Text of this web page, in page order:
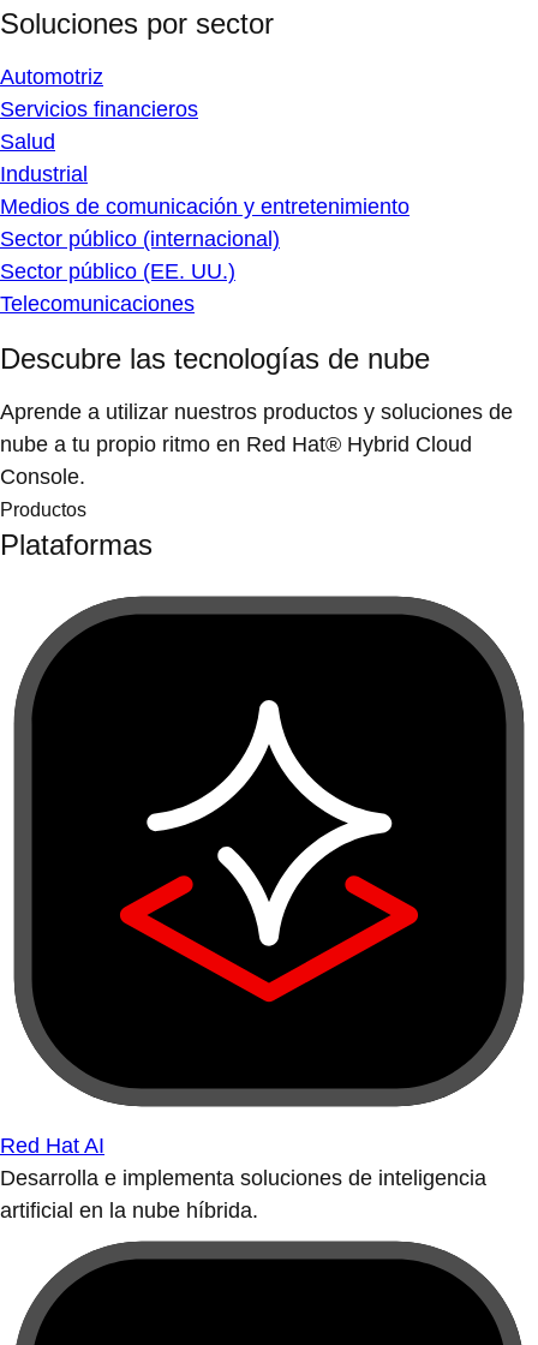
Soluciones por sector
Automotriz
Servicios financieros
Salud
Industrial
Medios de comunicación y entretenimiento
Sector público (internacional)
Sector público (EE. UU.)
Telecomunicaciones
Descubre las tecnologías de nube
Aprende a utilizar nuestros productos y soluciones de
nube a tu propio ritmo en Red Hat® Hybrid Cloud
Console.
Productos
Plataformas
Red Hat AI
Desarrolla e implementa soluciones de inteligencia
artificial en la nube híbrida.